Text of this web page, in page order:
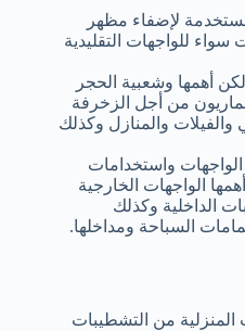
لإضفاء مظهر
للواجهات التقليدية
أهمها وشعبية الحجر
من أجل الزخرفة
والفيلات والمنازل وكذلك
واستخدامات
الواجهات الخارجية
الداخلية وكذلك
السباحة ومداخلها.
من التشطيبات